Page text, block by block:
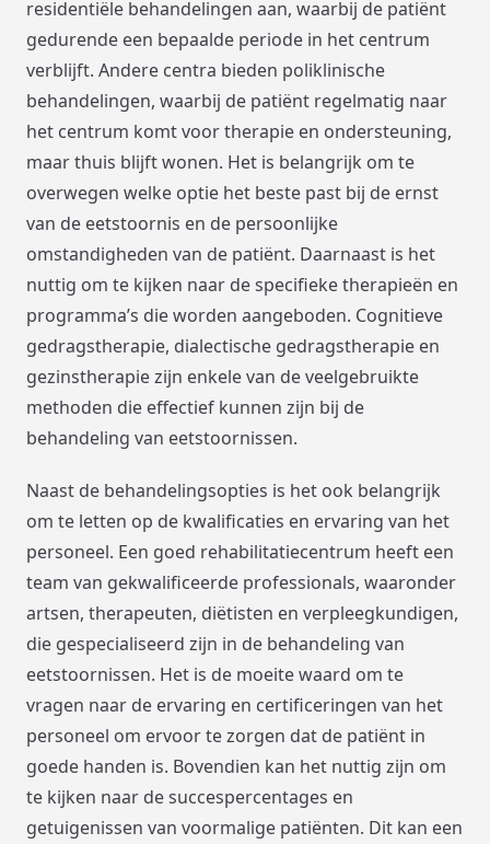
residentiële behandelingen aan, waarbij de patiënt
gedurende een bepaalde periode in het centrum
verblijft. Andere centra bieden poliklinische
behandelingen, waarbij de patiënt regelmatig naar
het centrum komt voor therapie en ondersteuning,
maar thuis blijft wonen. Het is belangrijk om te
overwegen welke optie het beste past bij de ernst
van de eetstoornis en de persoonlijke
omstandigheden van de patiënt. Daarnaast is het
nuttig om te kijken naar de specifieke therapieën en
programma’s die worden aangeboden. Cognitieve
gedragstherapie, dialectische gedragstherapie en
gezinstherapie zijn enkele van de veelgebruikte
methoden die effectief kunnen zijn bij de
behandeling van eetstoornissen.
Naast de behandelingsopties is het ook belangrijk
om te letten op de kwalificaties en ervaring van het
personeel. Een goed rehabilitatiecentrum heeft een
team van gekwalificeerde professionals, waaronder
artsen, therapeuten, diëtisten en verpleegkundigen,
die gespecialiseerd zijn in de behandeling van
eetstoornissen. Het is de moeite waard om te
vragen naar de ervaring en certificeringen van het
personeel om ervoor te zorgen dat de patiënt in
goede handen is. Bovendien kan het nuttig zijn om
te kijken naar de succespercentages en
getuigenissen van voormalige patiënten. Dit kan een